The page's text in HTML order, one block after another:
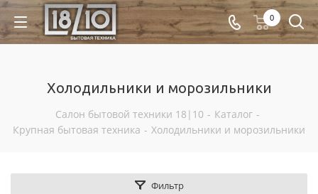
0
Холодильники и морозильники
Салон бытовой техники 18|10 - Каталог -
Крупная бытовая техника - Холодильники и морозильники
Фильтр